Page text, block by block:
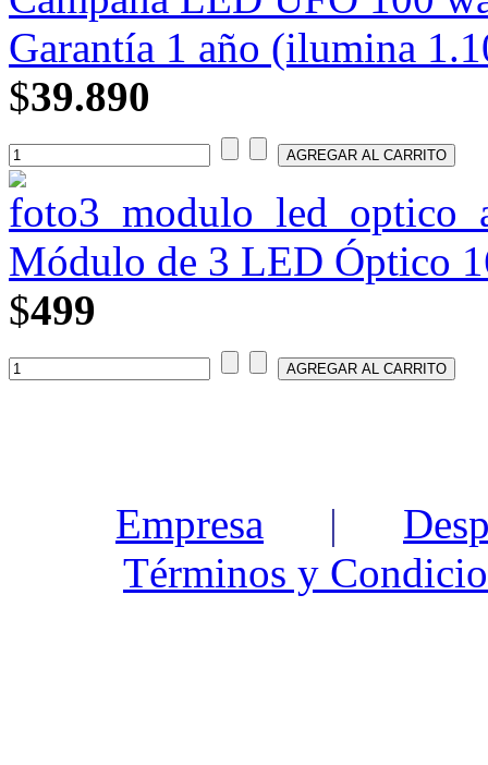
Garantía 1 año (ilumina
$39.890
Módulo de 3 LED Óptico
$499
Empresa |
Términos y